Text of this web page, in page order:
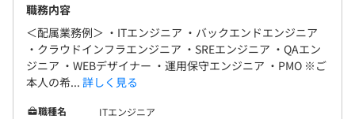
職務内容
＜配属業務例＞ ・ITエンジニア ・バックエンドエンジニア
・クラウドインフラエンジニア ・SREエンジニア ・QAエン
ジニア ・WEBデザイナー ・運用保守エンジニア ・PMO ※ご
本人の希... 詳しく見る
職種名
ITエンジニア